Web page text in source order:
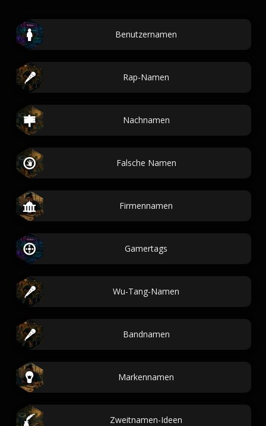
Benutzernamen
Rap-Namen
Nachnamen
Falsche Namen
Firmennamen
Gamertags
Wu-Tang-Namen
Bandnamen
Markennamen
Zweitnamen-Ideen